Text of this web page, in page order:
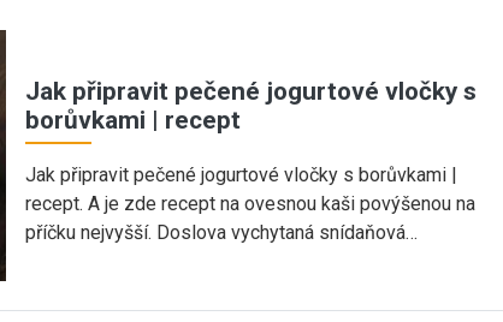
Jak připravit pečené jogurtové vločky s
borůvkami | recept
Jak připravit pečené jogurtové vločky s borůvkami |
recept. A je zde recept na ovesnou kaši povýšenou na
příčku nejvyšší. Doslova vychytaná snídaňová…